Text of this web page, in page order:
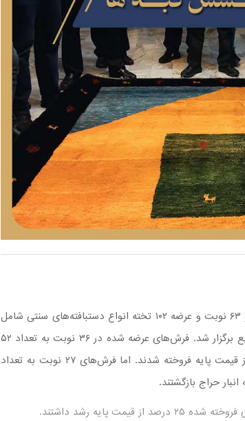
بیست و سومین جلسه حراج فرش دستباف کارکرده در ۶۳ نوبت و عرضه ۱۰۲ تخته انواع دستبافته‌های سنتی شامل
قالی، گلیم، گبه، تابلوفرش و … به مساحت ۳۴۹ مترمربع برگزار شد. فرش‌های عرضه شده در ۳۶ نوبت به تعداد ۵۲
تخته و مساحت ۲۰۸ متر مربع به پیشنهادهایی بالاتر از قیمت پایه فروخته شدند. اما فرش‌های ۲۷ نوبت به تعداد
پایه رشد داشتند.